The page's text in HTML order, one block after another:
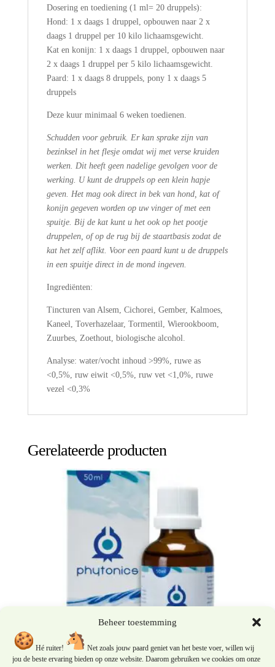
Beheer toestemming
Hé ruiter!
Net zoals jouw paard geniet van het beste voer, willen wij
jou de beste ervaring bieden op onze website. Daarom gebruiken we cookies om onze
Dosering en toediening (1 ml= 20 druppels):
Hond: 1 x daags 1 druppel, opbouwen naar 2 x
daags 1 druppel per 10 kilo lichaamsgewicht.
Kat en konijn: 1 x daags 1 druppel, opbouwen naar
2 x daags 1 druppel per 5 kilo lichaamsgewicht.
Paard: 1 x daags 8 druppels, pony 1 x daags 5
druppels
Deze kuur minimaal 6 weken toedienen.
Schudden voor gebruik. Er kan sprake zijn van
bezinksel in het flesje omdat wij met verse kruiden
werken. Dit heeft geen nadelige gevolgen voor de
werking. U kunt de druppels op een klein hapje
geven. Het mag ook direct in bek van hond, kat of
konijn gegeven worden op uw vinger of met een
spuitje. Bij de kat kunt u het ook op het pootje
druppelen, of op de rug bij de staartbasis zodat de
kat het zelf aflikt. Voor een paard kunt u de druppels
in een spuitje direct in de mond ingeven.
Ingrediënten:
Tincturen van Alsem, Cichorei, Gember, Kalmoes,
Kaneel, Toverhazelaar, Tormentil, Wierookboom,
Zuurbes, Zoethout, biologische alcohol.
Analyse: water/vocht inhoud >99%, ruwe as
<0,5%, ruw eiwit <0,5%, ruw vet <1,0%, ruwe
vezel <0,3%
Gerelateerde producten